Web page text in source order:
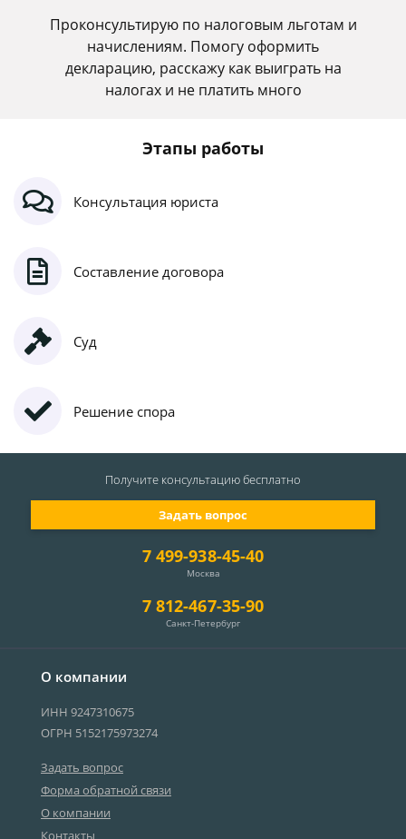
Проконсультирую по налоговым льготам и
начислениям. Помогу оформить
декларацию, расскажу как выиграть на
налогах и не платить много
Этапы работы
Консультация юриста
Составление договора
Суд
Решение спора
О компании
ИНН 9247310675
ОГРН 5152175973274
Задать вопрос
Форма обратной связи
О компании
Контакты
7 499-938-45-40
Москва
7 812-467-35-90
Санкт-Петербург
Задать вопрос
Получите консультациюбесплатно